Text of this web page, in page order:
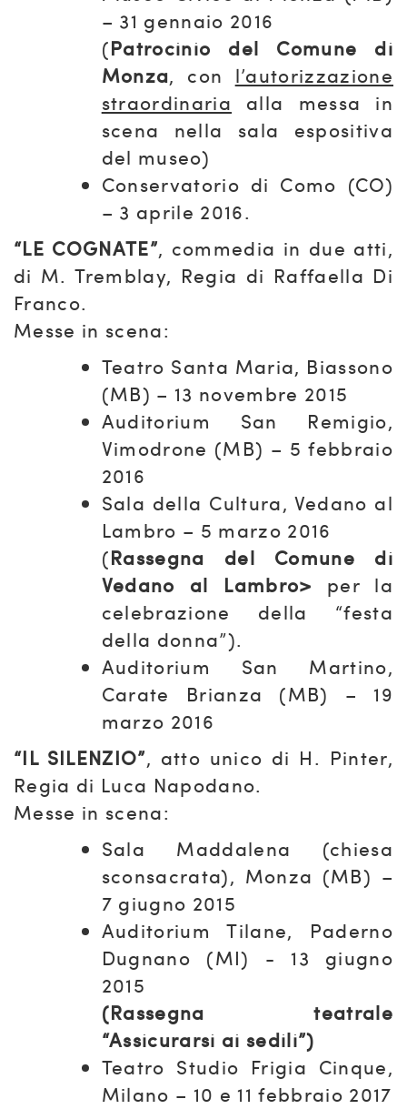
– 31 gennaio 2016
(Patrocinio del Comune di
Monza, con l’autorizzazione
straordinaria alla messa in
scena nella sala espositiva
del museo)
Conservatorio di Como (CO)
– 3 aprile 2016.
“LE COGNATE”, commedia in due atti,
di M. Tremblay, Regia di Raffaella Di
Franco.
Messe in scena:
Teatro Santa Maria, Biassono
(MB) – 13 novembre 2015
Auditorium San Remigio,
Vimodrone (MB) – 5 febbraio
2016
Sala della Cultura, Vedano al
Lambro – 5 marzo 2016
(Rassegna del Comune di
Vedano al Lambro> per la
celebrazione della “festa
della donna”).
Auditorium San Martino,
Carate Brianza (MB) – 19
marzo 2016
“IL SILENZIO”, atto unico di H. Pinter,
Regia di Luca Napodano.
Messe in scena:
Sala Maddalena (chiesa
sconsacrata), Monza (MB) –
7 giugno 2015
Auditorium Tilane, Paderno
Dugnano (MI) - 13 giugno
2015
(Rassegna teatrale
“Assicurarsi ai sedili”)
Teatro Studio Frigia Cinque,
Milano – 10 e 11 febbraio 2017